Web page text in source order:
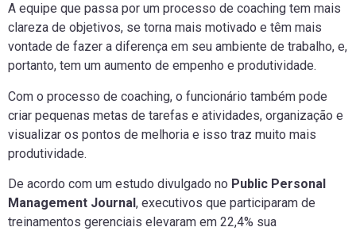
A equipe que passa por um processo de coaching tem mais
clareza de objetivos, se torna mais motivado e têm mais
vontade de fazer a diferença em seu ambiente de trabalho, e,
portanto, tem um aumento de empenho e produtividade.
Com o processo de coaching, o funcionário também pode
criar pequenas metas de tarefas e atividades, organização e
visualizar os pontos de melhoria e isso traz muito mais
produtividade.
De acordo com um estudo divulgado no Public Personal
Management Journal, executivos que participaram de
treinamentos gerenciais elevaram em 22,4% sua